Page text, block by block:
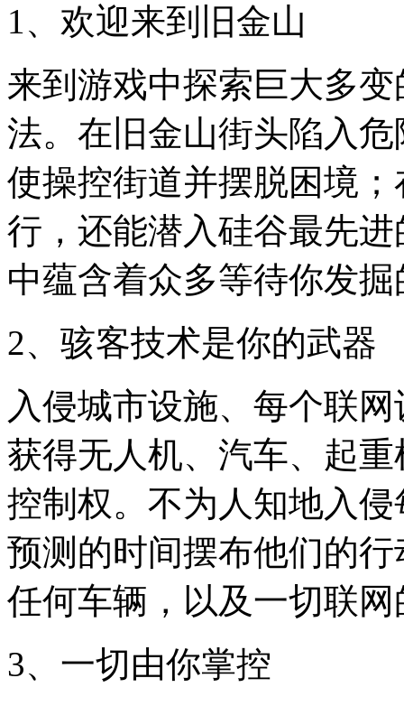
1、欢迎来到旧金山
来到游戏中探索巨大多
法。在旧金山街头陷入
使操控街道并摆脱困境
行，还能潜入硅谷最先
中蕴含着众多等待你发
2、骇客技术是你的武器
入侵城市设施、每个联
获得无人机、汽车、起
控制权。不为人知地入
预测的时间摆布他们的
任何车辆，以及一切联
3、一切由你掌控